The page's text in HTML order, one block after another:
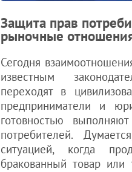
Защита прав
рыночные
Сегодня
известным
переходят в
предприниматели и
готовностью
потребителей.
ситуацией, когда
бракованный товар или